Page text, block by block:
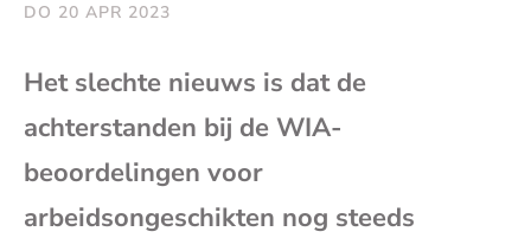
DO 20 APR 2023
Het slechte nieuws is dat de
achterstanden bij de WIA-
beoordelingen voor
arbeidsongeschikten nog steeds